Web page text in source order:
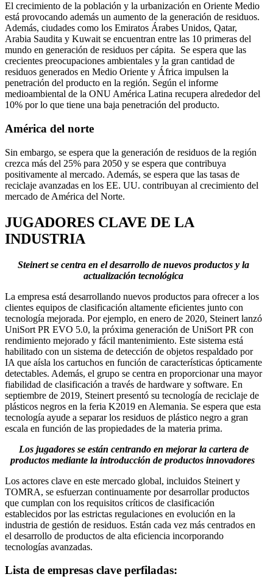
El crecimiento de la población y la urbanización en Oriente Medio
está provocando además un aumento de la generación de residuos.
Además, ciudades como los Emiratos Árabes Unidos, Qatar,
Arabia Saudita y Kuwait se encuentran entre las 10 primeras del
mundo en generación de residuos per cápita. Se espera que las
crecientes preocupaciones ambientales y la gran cantidad de
residuos generados en Medio Oriente y África impulsen la
penetración del producto en la región. Según el informe
medioambiental de la ONU América Latina recupera alrededor del
10% por lo que tiene una baja penetración del producto.
América del norte
Sin embargo, se espera que la generación de residuos de la región
crezca más del 25% para 2050 y se espera que contribuya
positivamente al mercado. Además, se espera que las tasas de
reciclaje avanzadas en los EE. UU. contribuyan al crecimiento del
mercado de América del Norte.
JUGADORES CLAVE DE LA
INDUSTRIA
Steinert se centra en el desarrollo de nuevos productos y la
actualización tecnológica
La empresa está desarrollando nuevos productos para ofrecer a los
clientes equipos de clasificación altamente eficientes junto con
tecnología mejorada. Por ejemplo, en enero de 2020, Steinert lanzó
UniSort PR EVO 5.0, la próxima generación de UniSort PR con
rendimiento mejorado y fácil mantenimiento. Este sistema está
habilitado con un sistema de detección de objetos respaldado por
IA que aísla los cartuchos en función de características ópticamente
detectables. Además, el grupo se centra en proporcionar una mayor
fiabilidad de clasificación a través de hardware y software. En
septiembre de 2019, Steinert presentó su tecnología de reciclaje de
plásticos negros en la feria K2019 en Alemania. Se espera que esta
tecnología ayude a separar los residuos de plástico negro a gran
escala en función de las propiedades de la materia prima.
Los jugadores se están centrando en mejorar la cartera de
productos mediante la introducción de productos innovadores
Los actores clave en este mercado global, incluidos Steinert y
TOMRA, se esfuerzan continuamente por desarrollar productos
que cumplan con los requisitos críticos de clasificación
establecidos por las estrictas regulaciones en evolución en la
industria de gestión de residuos. Están cada vez más centrados en
el desarrollo de productos de alta eficiencia incorporando
tecnologías avanzadas.
Lista de empresas clave perfiladas: